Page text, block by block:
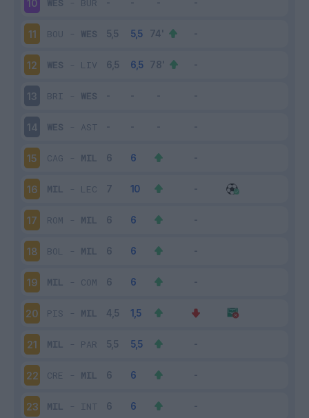
10 WES - BUR
11 BOU - WES
12 WES - LIV
13 BRI - WES
14 WES - AST
15 CAG - MIL
16 MIL - LEC
17 ROM - MIL
18 BOL - MIL
19 MIL - COM
20 PIS - MIL
21 MIL - PAR
22 CRE - MIL
23 MIL - INT